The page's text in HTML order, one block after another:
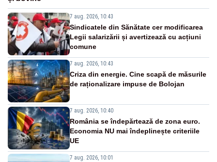
7 aug. 2026, 10:43
Sindicatele din Sănătate cer modificarea
Legii salarizării și avertizează cu acțiuni
comune
7 aug. 2026, 10:43
Criza din energie. Cine scapă de măsurile
de raționalizare impuse de Bolojan
7 aug. 2026, 10:40
România se îndepărtează de zona euro.
Economia NU mai îndeplinește criteriile
UE
7 aug. 2026, 10:01